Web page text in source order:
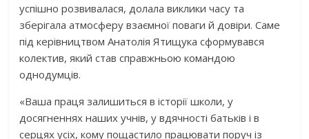
успішно розвивалася, долала виклики часу та
зберігала атмосферу взаємної поваги й довіри. Саме
під керівництвом Анатолія Ятищука сформувався
колектив, який став справжньою командою
однодумців.
«Ваша праця залишиться в історії школи, у
досягненнях наших учнів, у вдячності батьків і в
серцях усіх, кому пощастило працювати поруч із